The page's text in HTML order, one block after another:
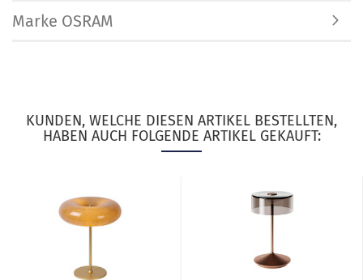
Marke OSRAM
KUNDEN, WELCHE DIESEN ARTIKEL BESTELLTEN,
HABEN AUCH FOLGENDE ARTIKEL GEKAUFT: